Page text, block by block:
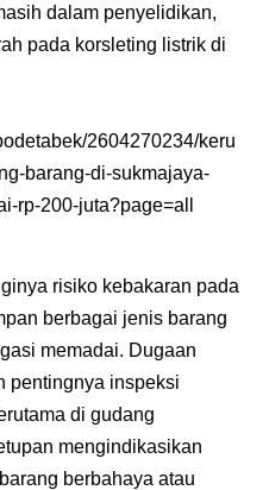
dalam penyelidikan,
pada korsleting listrik di
2604270234/keru
barang-di-sukmajaya-
rp-200-juta?page=all
risiko kebakaran pada
berbagai jenis barang
memadai. Dugaan
pentingnya inspeksi
di gudang
mengindikasikan
berbahaya atau